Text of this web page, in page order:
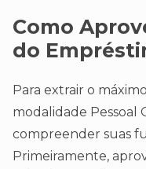
Como
do
Para extrair o
modalidade Pessoal
compreender suas
Primeiramente,